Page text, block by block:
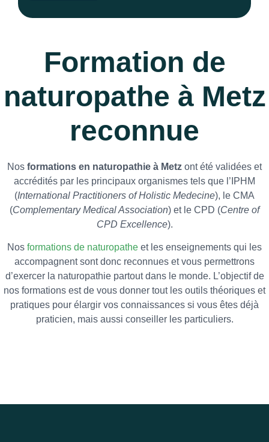
Formation de
naturopathe à Metz
reconnue
Nos formations en naturopathie à Metz ont été validées et
accrédités par les principaux organismes tels que l’IPHM
(International Practitioners of Holistic Medecine), le CMA
(Complementary Medical Association) et le CPD (Centre of
CPD Excellence).
Nos formations de naturopathe et les enseignements qui les
accompagnent sont donc reconnues et vous permettrons
d’exercer la naturopathie partout dans le monde. L’objectif de
nos formations est de vous donner tout les outils théoriques et
pratiques pour élargir vos connaissances si vous êtes déjà
praticien, mais aussi conseiller les particuliers.